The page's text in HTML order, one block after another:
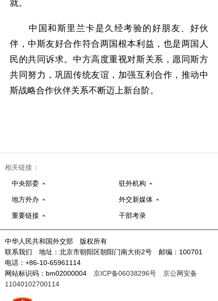
就。
中国和斯里兰卡是久经考验的好朋友、好伙
伴，中斯友好合作符合两国根本利益，也是两国人
民的共同诉求。中方高度重视对斯关系，愿同斯方
共同努力，巩固传统友谊，加强互利合作，推动中
斯战略合作伙伴关系不断迈上新台阶。
相关链接：
中央部委 驻外机构
地方外办 外交新媒体
重要链接 干部考录
中华人民共和国外交部 版权所有
联系我们 地址：北京市朝阳区朝阳门南大街2号 邮编：100701
电话：+86-10-65961114
网站标识码：bm02000004 京ICP备06038296号
京公网安备
11040102700114